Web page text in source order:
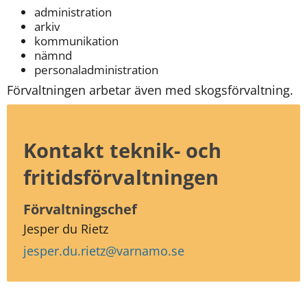
administration
arkiv
kommunikation
nämnd
personaladministration
Förvaltningen arbetar även med skogsförvaltning.
Kontakt teknik- och
fritidsförvaltningen
Förvaltningschef
Jesper du Rietz
jesper.du.rietz@varnamo.se